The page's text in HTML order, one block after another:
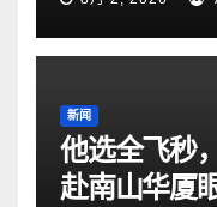
新闻
他选全飞秒
赴南山华厦